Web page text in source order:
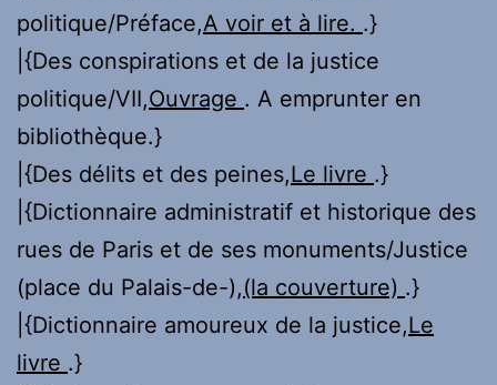
politique/Préface,A voir et à lire. .}
|{Des conspirations et de la justice
politique/VII,Ouvrage . A emprunter en
bibliothèque.}
|{Des délits et des peines,Le livre .}
|{Dictionnaire administratif et historique des
rues de Paris et de ses monuments/Justice
(place du Palais-de-),(la couverture) .}
|{Dictionnaire amoureux de la justice,Le
livre .}